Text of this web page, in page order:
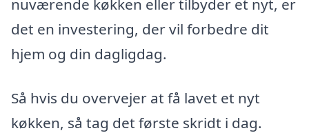
nuværende køkken eller tilbyder et nyt, er
det en investering, der vil forbedre dit
hjem og din dagligdag.
Så hvis du overvejer at få lavet et nyt
køkken, så tag det første skridt i dag.